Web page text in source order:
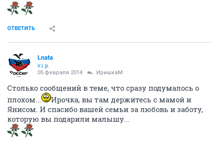
ОТВЕТИТЬ
Lnata
v.i.p.
05 февраля 2014 ИришкаМ
Столько сообщений в теме, что сразу подумалось о
плохом...
Ирочка, вы там держитесь с мамой и
Янисом. И спасибо вашей семьи за любовь и заботу,
которую вы подарили малышу...